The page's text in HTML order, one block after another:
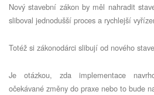
Nový stavební zákon by měl nahradit
sliboval jednodušší proces a rychlejší
Totéž si zákonodárci slibují od nového
Je otázkou, zda implementace
očekávané změny do praxe nebo to bude